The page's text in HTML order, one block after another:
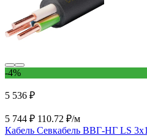
-4%
5 536 ₽
5 744 ₽ 110.72 ₽/м
Кабель Севкабель ВВГ-НГ LS